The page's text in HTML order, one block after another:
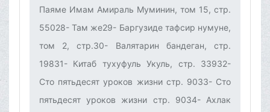
Паяме Имам Амираль Муминин, том 15, стр.
55028- Там же29- Баргузиде тафсир нумуне,
том 2, стр.30- Валятарин бандеган, стр.
19831- Китаб тухуфуль Укуль, стр. 33932-
Сто пятьдесят уроков жизни стр. 9033- Сто
пятьдесят уроков жизни стр. 9034- Ахлак